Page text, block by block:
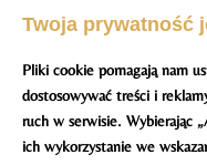
+48 790 444 804, +48 512
info@resmar-spa.pl
BĄDŹ NA BIEŻĄCO Z
Twoja prywatność
Pliki cookie pomagają nam
dostosowywać treści i
ruch w serwisie. Wybierając
ich wykorzystanie we